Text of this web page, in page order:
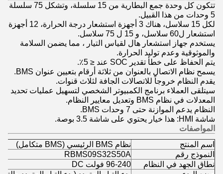
تتكون كل وحدة جمع البطارية من 15 سلسلة، وتشكل 75 سلسلة
5 وحدات من هذا القبيل.
لكل 15 سلاسل، هناك 3 أجهزة استشعار درجة الحرارة، 12 أجهزة
استشعار ل60 سلاسل، و 15 ل 75 سلاسل.
يستخدم جهاز استشعار هال لقياس التيار ، مما يضمن السلامة
والموثوقية وعدم توليد الحرارة.
يتم الحفاظ على خطأ تقدير SOC عند ≤ 5٪.
يسمح نظام الاتصال بالعنوان من ثلاثة أرقام بتعيين عنوان BMS.
يقدم النظام خروجاً للاتصالات الجافة لثلاث قنوات.
سيتلقى العملاء برنامج الكمبيوتر الشخصي لتسهيل عمليات تحديد
المعدلات في نظام BMS وتعديل معايير النظام.
النظام يدعم الموازنة حتى 7 وحدات BMS.
شاشة HMI: هذا خيار يحتوي على شاشة 3.5 بوصة.
المواصفات
اسم المنتج
نظام BMS الرئيسي (BMS متكامل)
النموذج رقم
RBMS09S32S50A
نطاق الجهد في النظام
96-240 فولت DC